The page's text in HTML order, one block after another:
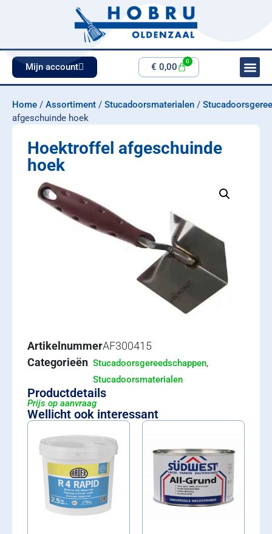
Mijn account € 0,00
0
Home / Assortiment / Stucadoorsmaterialen /
afgeschuinde hoek
Hoektroffel afgeschuinde
hoek
ArtikelnummerAF300415
Categorieën Stucadoorsgereedschappen,
Stucadoorsmaterialen
Productdetails
Prijs op aanvraag
Wellicht ook interessant